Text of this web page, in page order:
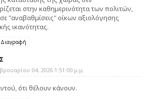
στην καθημερινότητα των πολιτών,
"αναβαθμίσεις" οίκων αξιολόγησης
ικανότητας.
Διαγραφή
04, 2026 1:51:00 μ.μ.
ότι θέλουν κάνουν.